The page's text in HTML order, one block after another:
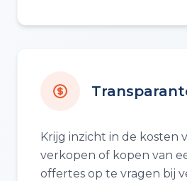
Krijg inzicht in de kosten
verkopen of kopen van
offertes op te vragen bij